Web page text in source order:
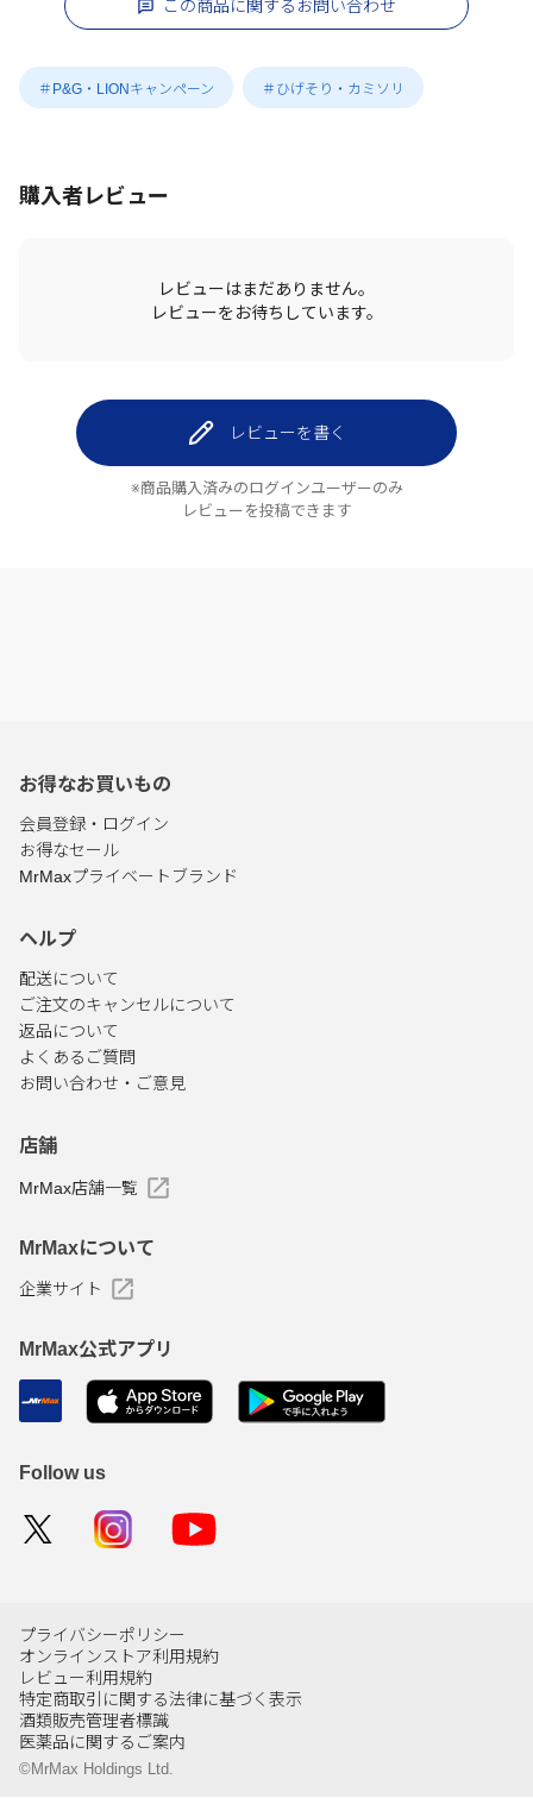
この商品に関するお問い合わせ
＃P&G・LIONキャンペーン ＃ひげそり・カミソリ
購入者レビュー
レビューはまだありません。
レビューをお待ちしています。
レビューを書く
※商品購入済みのログインユーザーのみ
レビューを投稿できます
お得なお買いもの
会員登録・ログイン
お得なセール
MrMaxプライベートブランド
ヘルプ
配送について
ご注文のキャンセルについて
返品について
よくあるご質問
お問い合わせ・ご意見
店舗
MrMax店舗一覧
MrMaxについて
企業サイト
MrMax公式アプリ
Follow us
プライバシーポリシー
オンラインストア利用規約
レビュー利用規約
特定商取引に関する法律に基づく表示
酒類販売管理者標識
医薬品に関するご案内
©MrMax Holdings Ltd.